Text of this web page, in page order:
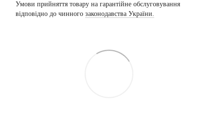
Умови прийняття товару на гарантійне обслуговування
відповідно до чинного законодавства України.